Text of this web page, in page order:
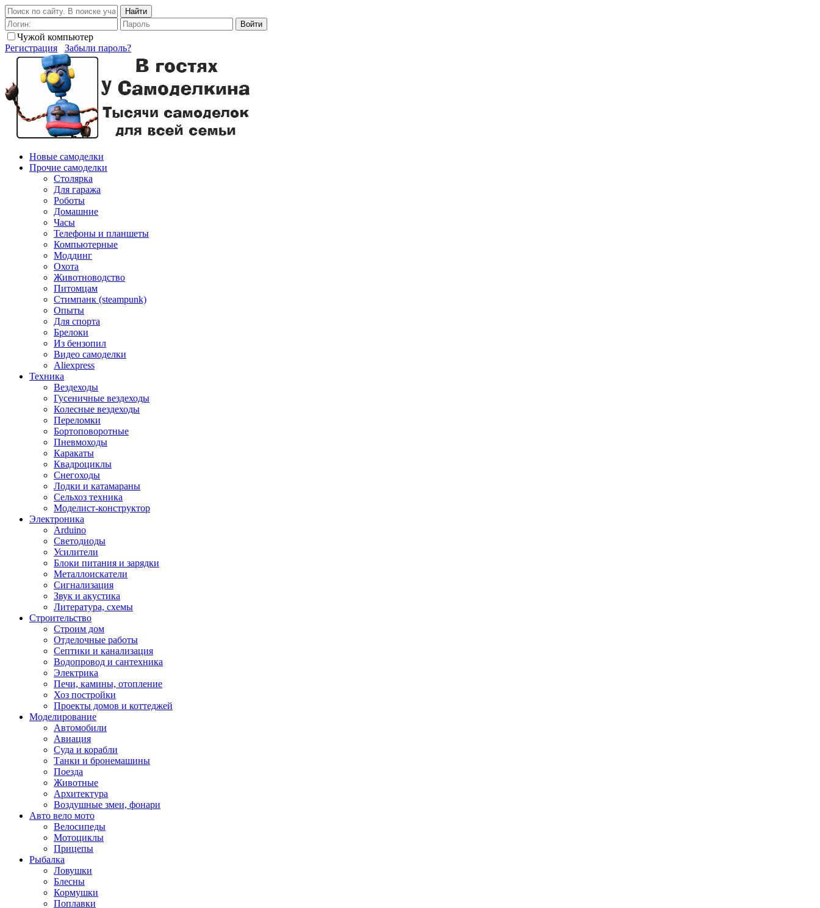
Найти
Войти
Чужой компьютер
Регистрация
Забыли пароль?
Новые самоделки
Прочие самоделки
Столярка
Для гаража
Роботы
Домашние
Часы
Телефоны и планшеты
Компьютерные
Моддинг
Охота
Животноводство
Питомцам
Стимпанк (steampunk)
Опыты
Для спорта
Брелоки
Из бензопил
Видео самоделки
Aliexpress
Техника
Вездеходы
Гусеничные вездеходы
Колесные вездеходы
Переломки
Бортоповоротные
Пневмоходы
Каракаты
Квадроциклы
Снегоходы
Лодки и катамараны
Сельхоз техника
Моделист-конструктор
Электроника
Arduino
Светодиоды
Усилители
Блоки питания и зарядки
Металлоискатели
Сигнализация
Звук и акустика
Литература, схемы
Строительство
Строим дом
Отделочные работы
Септики и канализация
Водопровод и сантехника
Электрика
Печи, камины, отопление
Хоз постройки
Проекты домов и коттеджей
Моделирование
Автомобили
Авиация
Суда и корабли
Танки и бронемашины
Поезда
Животные
Архитектура
Воздушные змеи, фонари
Авто вело мото
Велосипеды
Мотоциклы
Прицепы
Рыбалка
Ловушки
Блесны
Кормушки
Поплавки